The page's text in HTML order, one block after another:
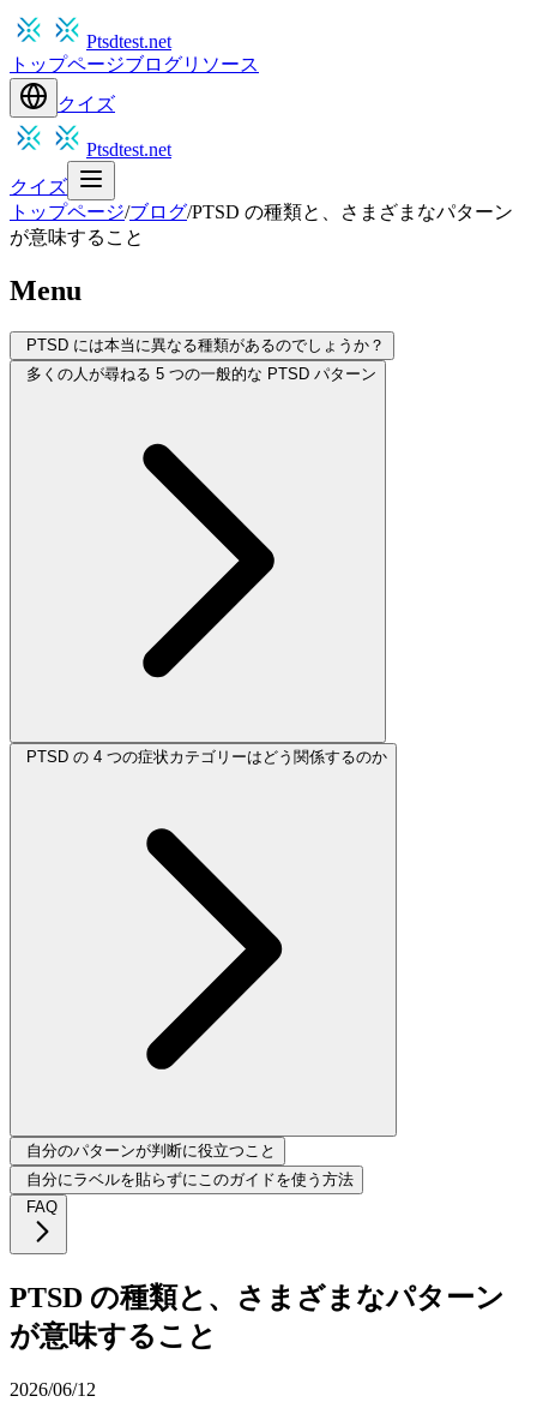
Ptsdtest.net
トップページブログリソース
クイズ
Ptsdtest.net
クイズ
トップページ/ブログ/PTSD の種類と、さまざまなパターン
が意味すること
Menu
PTSD には本当に異なる種類があるのでしょうか？
多くの人が尋ねる 5 つの一般的な PTSD パターン
PTSD の 4 つの症状カテゴリーはどう関係するのか
自分のパターンが判断に役立つこと
自分にラベルを貼らずにこのガイドを使う方法
FAQ
PTSD の種類と、さまざまなパターン
が意味すること
2026/06/12